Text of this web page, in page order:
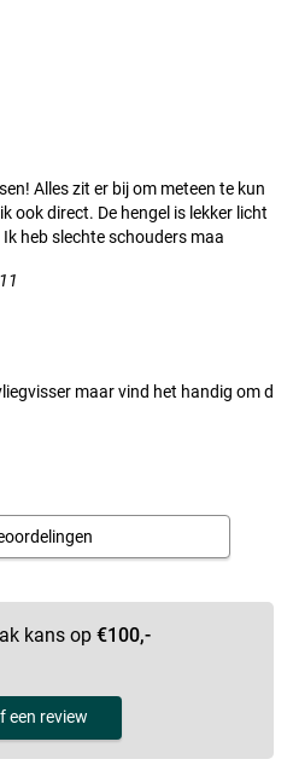
0.25mm/230m, 0.30mm/150m
visserijen
Alles zit er bij om meteen te kun
ook direct. De hengel is lekker licht
heb slechte schouders maa
maar vind het handig om d
kans op €100,-
een review